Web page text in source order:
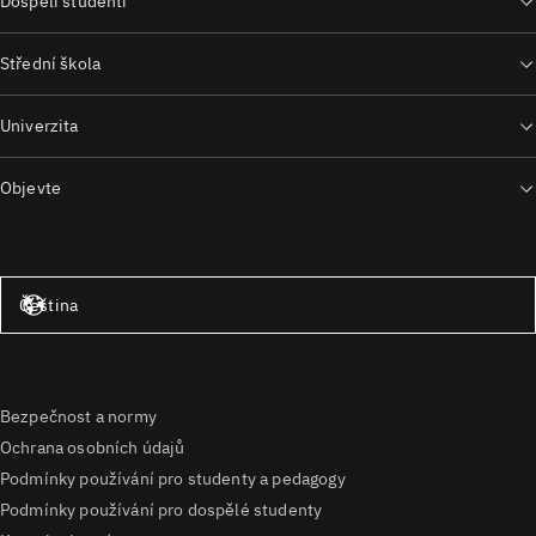
Střední škola
Univerzita
Objevte
Čeština
Bezpečnost a normy
Ochrana osobních údajů
Podmínky používání pro studenty a pedagogy
Podmínky používání pro dospělé studenty